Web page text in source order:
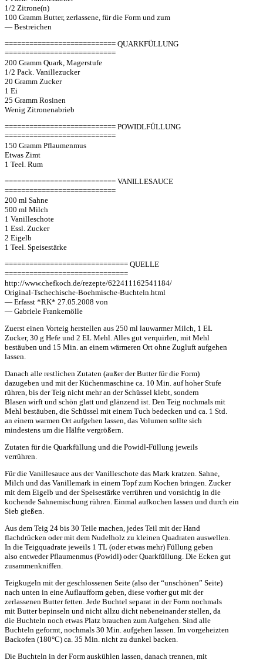
1/2 Zitrone(n)
100 Gramm Butter, zerlassene, für die Form und zum
— Bestreichen
=========================== QUARKFÜLLUNG
===========================
200 Gramm Quark, Magerstufe
1/2 Pack. Vanillezucker
20 Gramm Zucker
1 Ei
25 Gramm Rosinen
Wenig Zitronenabrieb
=========================== POWIDLFÜLLUNG
===========================
150 Gramm Pflaumenmus
Etwas Zimt
1 Teel. Rum
=========================== VANILLESAUCE
===========================
200 ml Sahne
500 ml Milch
1 Vanilleschote
1 Essl. Zucker
2 Eigelb
1 Teel. Speisestärke
============================== QUELLE
==============================
http://www.chefkoch.de/rezepte/622411162541184/
Original-Tschechische-Boehmische-Buchteln.html
— Erfasst *RK* 27.05.2008 von
— Gabriele Frankemölle
Zuerst einen Vorteig herstellen aus 250 ml lauwarmer Milch, 1 EL
Zucker, 30 g Hefe und 2 EL Mehl. Alles gut verquirlen, mit Mehl
bestäuben und 15 Min. an einem wärmeren Ort ohne Zugluft aufgehen
lassen.
Danach alle restlichen Zutaten (außer der Butter für die Form)
dazugeben und mit der Küchenmaschine ca. 10 Min. auf hoher Stufe
rühren, bis der Teig nicht mehr an der Schüssel klebt, sondern
Blasen wirft und schön glatt und glänzend ist. Den Teig nochmals mit
Mehl bestäuben, die Schüssel mit einem Tuch bedecken und ca. 1 Std.
an einem warmen Ort aufgehen lassen, das Volumen sollte sich
mindestens um die Hälfte vergrößern.
Zutaten für die Quarkfüllung und die Powidl-Füllung jeweils
verrühren.
Für die Vanillesauce aus der Vanilleschote das Mark kratzen. Sahne,
Milch und das Vanillemark in einem Topf zum Kochen bringen. Zucker
mit dem Eigelb und der Speisestärke verrühren und vorsichtig in die
kochende Sahnemischung rühren. Einmal aufkochen lassen und durch ein
Sieb gießen.
Aus dem Teig 24 bis 30 Teile machen, jedes Teil mit der Hand
flachdrücken oder mit dem Nudelholz zu kleinen Quadraten auswellen.
In die Teigquadrate jeweils 1 TL (oder etwas mehr) Füllung geben
also entweder Pflaumenmus (Powidl) oder Quarkfüllung. Die Ecken gut
zusammenkniffen.
Teigkugeln mit der geschlossenen Seite (also der “unschönen” Seite)
nach unten in eine Auflaufform geben, diese vorher gut mit der
zerlassenen Butter fetten. Jede Buchtel separat in der Form nochmals
mit Butter bepinseln und nicht allzu dicht nebeneinander stellen, da
die Buchteln noch etwas Platz brauchen zum Aufgehen. Sind alle
Buchteln geformt, nochmals 30 Min. aufgehen lassen. Im vorgeheizten
Backofen (180°C) ca. 35 Min. nicht zu dunkel backen.
Die Buchteln in der Form auskühlen lassen, danach trennen, mit